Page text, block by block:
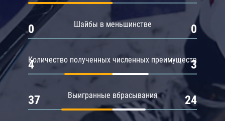
Шайбы в меньшинстве
0 0
Количество полученных численных преимуществ
4 3
Выигранные вбрасывания
37 24